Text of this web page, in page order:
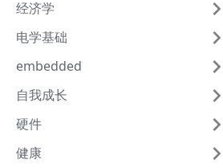
经济学
电学基础
embedded
自我成长
硬件
健康